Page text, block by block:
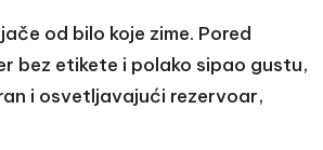
od bilo koje zime. Pored
bez etikete i polako sipao gustu,
i osvetljavajući rezervoar,